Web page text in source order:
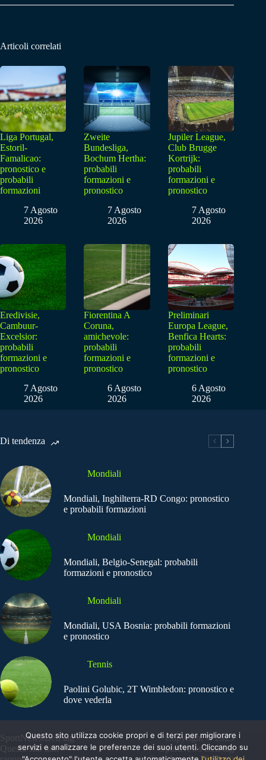
Articoli correlati
Liga Portugal,
Estoril-
Famalicao:
pronostico e
probabili
formazioni
7 Agosto
2026
Zweite
Bundesliga,
Bochum Hertha:
probabili
formazioni e
pronostico
7 Agosto
2026
Jupiler League,
Club Brugge
Kortrijk:
probabili
formazioni e
pronostico
7 Agosto
2026
Eredivisie,
Cambuur-
Excelsior:
probabili
formazioni e
pronostico
7 Agosto
2026
Fiorentina A
Coruna,
amichevole:
probabili
formazioni e
pronostico
6 Agosto
2026
Preliminari
Europa League,
Benfica Hearts:
probabili
formazioni e
pronostico
6 Agosto
2026
Di tendenza
Mondiali
Mondiali, Inghilterra-RD Congo: pronostico
e probabili formazioni
Mondiali
Mondiali, Belgio-Senegal: probabili
formazioni e pronostico
Mondiali
Mondiali, USA Bosnia: probabili formazioni
e pronostico
Tennis
Paolini Golubic, 2T Wimbledon: pronostico e
dove vederla
SportNews.BetFlag -
Questo sito non
Copyright © 2025
SportNews BetFlag
Questo sito utilizza cookie propri e di terzi per migliorare i
servizi e analizzare le preferenze dei suoi utenti. Cliccando su